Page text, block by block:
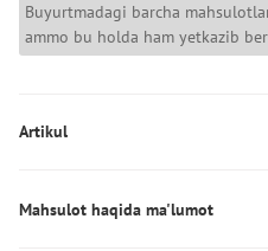
Buyurtmadagi barcha
ammo bu holda ham yetkazib
Artikul
Mahsulot haqida ma'lumot